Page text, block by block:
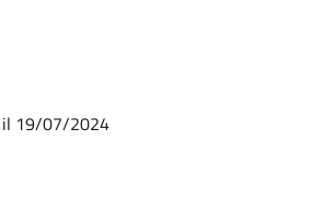
il 19/07/2024